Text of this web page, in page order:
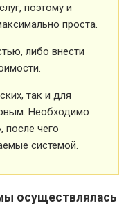
поэтому и
проста.
либо внести
так и для
Необходимо
после чего
системой.
осуществлялась